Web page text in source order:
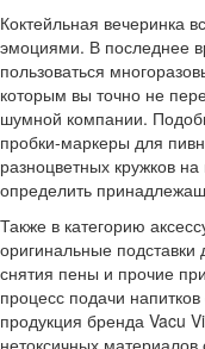
Коктейльная вечеринка
эмоциями. В последнее
пользоваться
которым вы точно не
шумной компании.
пробки-маркеры для
разноцветных кружков
определить
Также в категорию
оригинальные
снятия пены и прочие
процесс подачи
продукция бренда Vacu
нетоксичных материалов